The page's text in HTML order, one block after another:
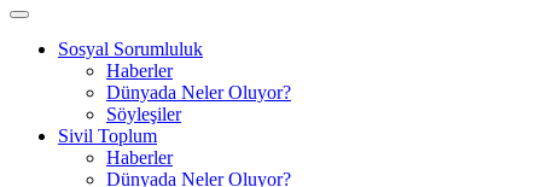
Sosyal Sorumluluk
Haberler
Dünyada Neler Oluyor?
Söyleşiler
Sivil Toplum
Haberler
Dünyada Neler Oluyor?